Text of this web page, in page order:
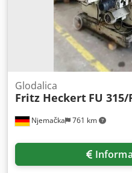
Njemačka 761 km
Glodalica
Fritz Heckert FU 315/